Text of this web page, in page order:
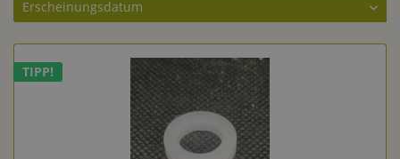
TIPP!